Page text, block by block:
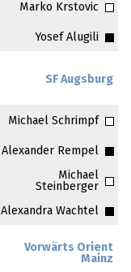
Marko Krstovic
Yosef Alugili
SF Augsburg
Michael Schrimpf
Alexander Rempel
Michael
Steinberger
Alexandra Wachtel
Vorwärts Orient
Mainz